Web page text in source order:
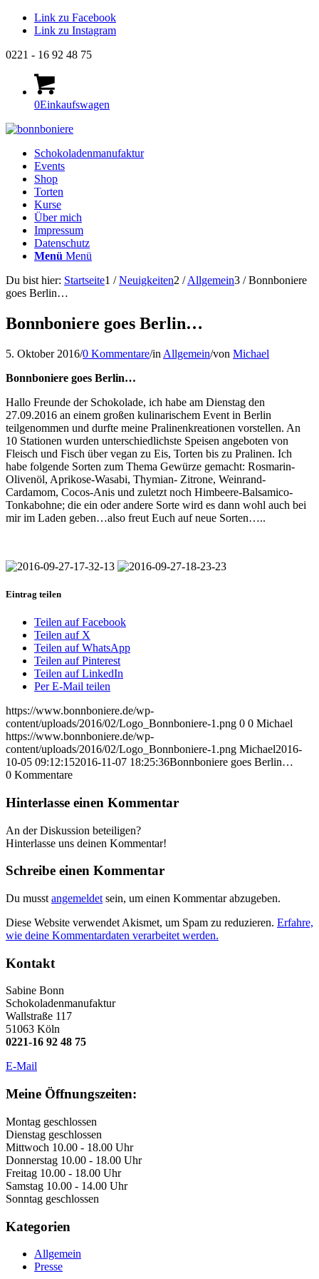
Link zu Facebook
Link zu Instagram
0221 - 16 92 48 75
0Einkaufswagen
Schokoladenmanufaktur
Events
Shop
Torten
Kurse
Über mich
Impressum
Datenschutz
Menü Menü
Du bist hier: Startseite1 / Neuigkeiten2 / Allgemein3 / Bonnboniere
goes Berlin…
Bonnboniere goes Berlin…
5. Oktober 2016/0 Kommentare/in Allgemein/von Michael
Bonnboniere goes Berlin…
Hallo Freunde der Schokolade, ich habe am Dienstag den
27.09.2016 an einem großen kulinarischem Event in Berlin
teilgenommen und durfte meine Pralinenkreationen vorstellen. An
10 Stationen wurden unterschiedlichste Speisen angeboten von
Fleisch und Fisch über vegan zu Eis, Torten bis zu Pralinen. Ich
habe folgende Sorten zum Thema Gewürze gemacht: Rosmarin-
Olivenöl, Aprikose-Wasabi, Thymian- Zitrone, Weinrand-
Cardamom, Cocos-Anis und zuletzt noch Himbeere-Balsamico-
Tonkabohne; die ein oder andere Sorte wird es dann wohl auch bei
mir im Laden geben…also freut Euch auf neue Sorten…..
Eintrag teilen
Teilen auf Facebook
Teilen auf X
Teilen auf WhatsApp
Teilen auf Pinterest
Teilen auf LinkedIn
Per E-Mail teilen
https://www.bonnboniere.de/wp-
content/uploads/2016/02/Logo_Bonnboniere-1.png 0 0 Michael
https://www.bonnboniere.de/wp-
content/uploads/2016/02/Logo_Bonnboniere-1.png Michael2016-
10-05 09:12:152016-11-07 18:25:36Bonnboniere goes Berlin…
0 Kommentare
Hinterlasse einen Kommentar
An der Diskussion beteiligen?
Hinterlasse uns deinen Kommentar!
Schreibe einen Kommentar
Du musst angemeldet sein, um einen Kommentar abzugeben.
Diese Website verwendet Akismet, um Spam zu reduzieren. Erfahre,
wie deine Kommentardaten verarbeitet werden.
Kontakt
Sabine Bonn
Schokoladenmanufaktur
Wallstraße 117
51063 Köln
0221-16 92 48 75
E-Mail
Meine Öffnungszeiten:
Montag geschlossen
Dienstag geschlossen
Mittwoch 10.00 - 18.00 Uhr
Donnerstag 10.00 - 18.00 Uhr
Freitag 10.00 - 18.00 Uhr
Samstag 10.00 - 14.00 Uhr
Sonntag geschlossen
Kategorien
Allgemein
Presse